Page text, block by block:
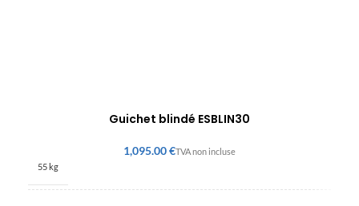
Guichet blindé ESBLIN30
€
55 kg